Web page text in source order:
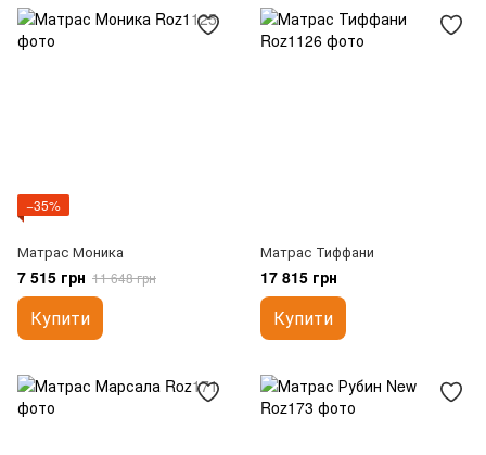
−35%
Матрас Моника
7 515 грн 11 648 грн
Купити
Матрас Тиффани
17 815 грн
Купити